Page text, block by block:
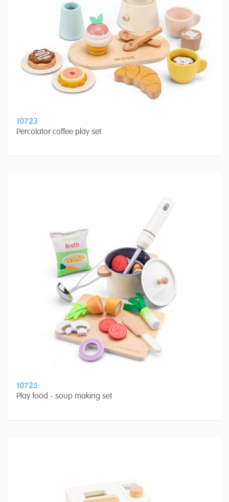
10723
Percolator coffee play set
10725
Play food - soup making set